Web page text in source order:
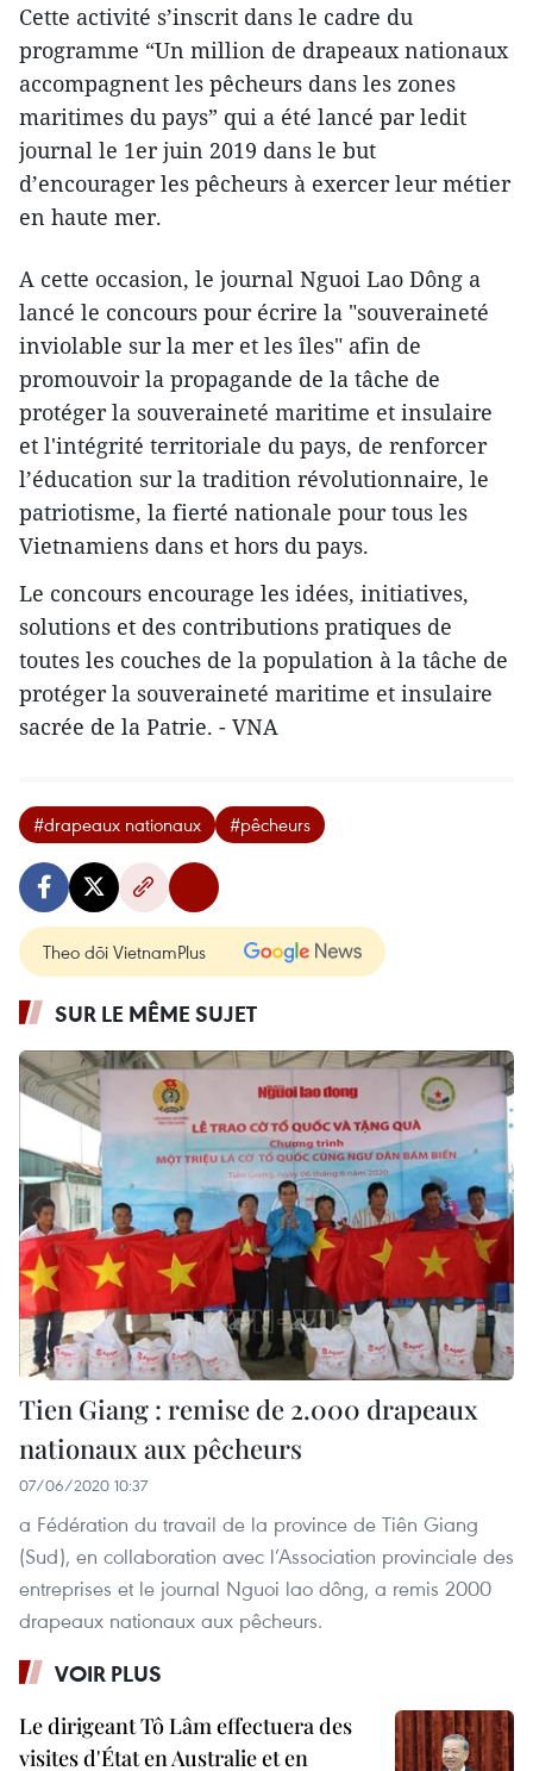
Cette activité s’inscrit dans le cadre du
programme “Un million de drapeaux nationaux
accompagnent les pêcheurs dans les zones
maritimes du pays” qui a été lancé par ledit
journal le 1er juin 2019 dans le but
d’encourager les pêcheurs à exercer leur métier
en haute mer.
A cette occasion, le journal Nguoi Lao Dông a
lancé le concours pour écrire la "souveraineté
inviolable sur la mer et les îles" afin de
promouvoir la propagande de la tâche de
protéger la souveraineté maritime et insulaire
et l'intégrité territoriale du pays, de renforcer
l’éducation sur la tradition révolutionnaire, le
patriotisme, la fierté nationale pour tous les
Vietnamiens dans et hors du pays.
Le concours encourage les idées, initiatives,
solutions et des contributions pratiques de
toutes les couches de la population à la tâche de
protéger la souveraineté maritime et insulaire
sacrée de la Patrie. - VNA
#drapeaux nationaux #pêcheurs
Theo dõi VietnamPlus
SUR LE MÊME SUJET
Tien Giang : remise de 2.000 drapeaux
nationaux aux pêcheurs
07/06/2020 10:37
a Fédération du travail de la province de Tiên Giang
(Sud), en collaboration avec l’Association provinciale des
entreprises et le journal Nguoi lao dông, a remis 2000
drapeaux nationaux aux pêcheurs.
VOIR PLUS
Le dirigeant Tô Lâm effectuera des
visites d'État en Australie et en